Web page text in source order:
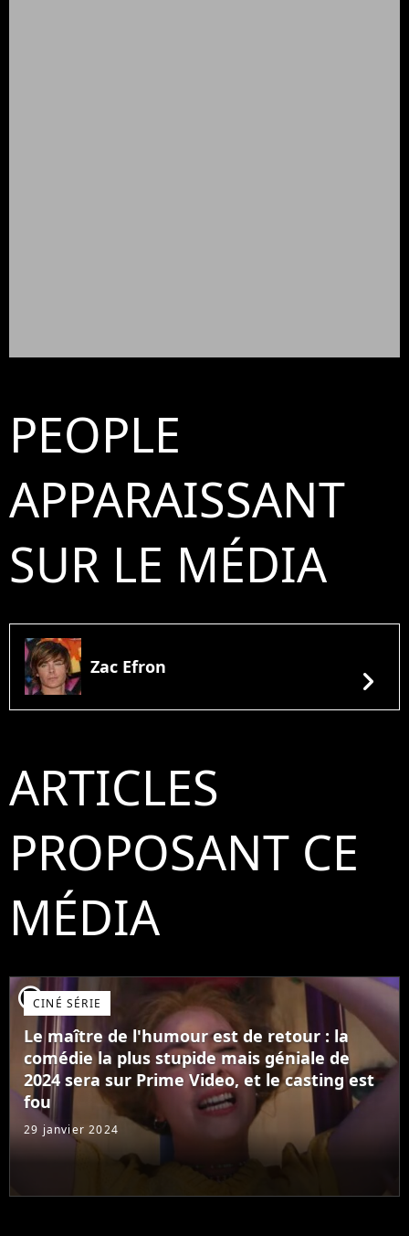
PEOPLE
APPARAISSANT
SUR LE MÉDIA
Zac Efron chevron_right
ARTICLES
PROPOSANT CE
MÉDIA
player2CINÉ SÉRIE
Le maître de l'humour est de retour : la
comédie la plus stupide mais géniale de
2024 sera sur Prime Video, et le casting est
fou
29 janvier 2024